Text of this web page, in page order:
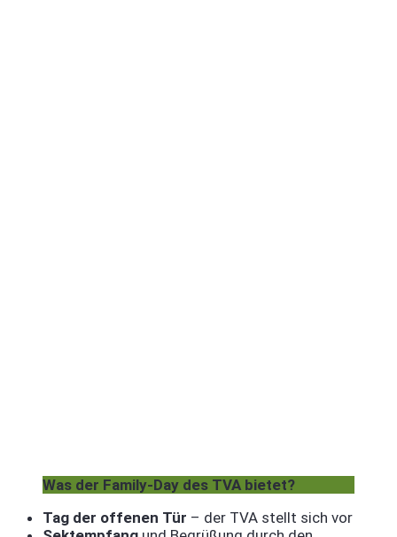
Was der Family-Day des TVA bietet?
Tag der offenen Tür – der TVA stellt sich vor